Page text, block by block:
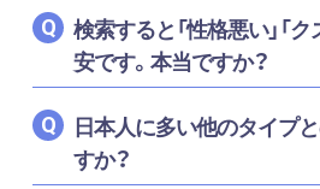
Q 検索すると「性格悪い」「
安です。本当ですか？
Q
日本人に多い他のタイプ
すか？